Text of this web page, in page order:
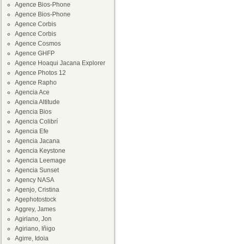
Agence Bios-Phone
Agence Bios-Phone
Agence Corbis
Agence Corbis
Agence Cosmos
Agence GHFP
Agence Hoaqui Jacana Explorer
Agence Photos 12
Agence Rapho
Agencia Ace
Agencia Altitude
Agencia Bios
Agencia Colibrí
Agencia Efe
Agencia Jacana
Agencia Keystone
Agencia Leemage
Agencia Sunset
Agency NASA
Agenjo, Cristina
Agephotostock
Aggrey, James
Agiriano, Jon
Agiriano, Iñigo
Agirre, Idoia